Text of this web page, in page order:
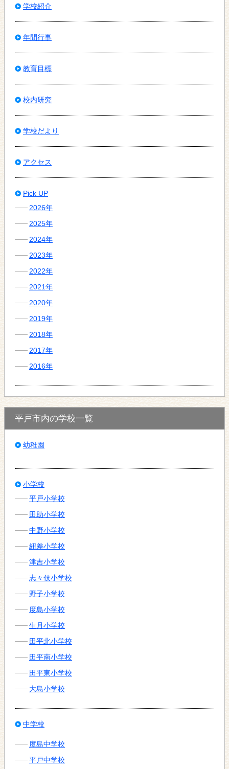
学校紹介
年間行事
教育目標
校内研究
学校だより
アクセス
Pick UP
2026年
2025年
2024年
2023年
2022年
2021年
2020年
2019年
2018年
2017年
2016年
平戸市内の学校一覧
幼稚園
小学校
平戸小学校
田助小学校
中野小学校
紐差小学校
津吉小学校
志々伎小学校
野子小学校
度島小学校
生月小学校
田平北小学校
田平南小学校
田平東小学校
大島小学校
中学校
度島中学校
平戸中学校